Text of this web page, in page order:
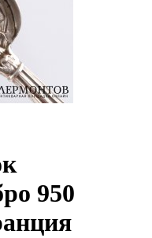
950